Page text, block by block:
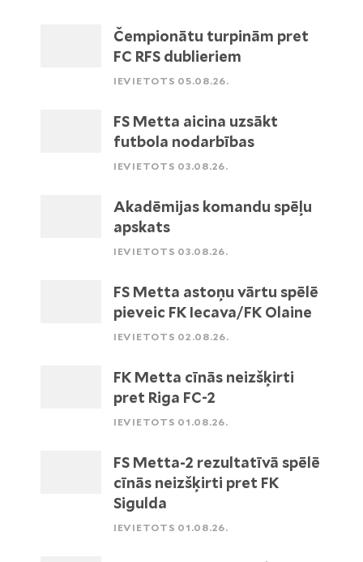
Čempionātu turpinām pret
FC RFS dublieriem
IEVIETOTS 05.08.26.
FS Metta aicina uzsākt
futbola nodarbības
IEVIETOTS 03.08.26.
Akadēmijas komandu spēļu
apskats
IEVIETOTS 03.08.26.
FS Metta astoņu vārtu spēlē
pieveic FK Iecava/FK Olaine
IEVIETOTS 02.08.26.
FK Metta cīnās neizšķirti
pret Riga FC-2
IEVIETOTS 01.08.26.
FS Metta-2 rezultatīvā spēlē
cīnās neizšķirti pret FK
Sigulda
IEVIETOTS 01.08.26.